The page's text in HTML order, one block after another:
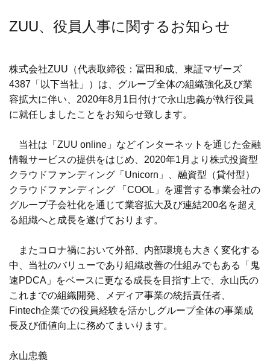
ZUU、役員人事に関するお知らせ
株式会社ZUU（代表取締役：冨田和成、東証マザーズ
4387「以下当社」）は、グループ全体の組織強化及び業
容拡大に伴い、2020年8月1日付けで永山忠義が執行役員
に就任しましたことをお知らせ致します。
当社は「ZUU online」などインターネットを通じた金融
情報サービスの提供をはじめ、2020年1月より株式投資型
クラウドファンディング「Unicorn」、融資型（貸付型）
クラウドファンディング 「COOL」を運営する事業会社の
グループ子会社化を通じて業容拡大及び連結200名を超え
る組織へと成長を遂げております。
またコロナ禍において外部、内部環境も大きく変化する
中、当社のバリューであり組織改善の仕組みでもある「鬼
速PDCA」をベースに更なる成長を目指す上で、永山氏の
これまでの組織開発、メディア事業の統括責任者、
Fintech企業での役員経験を活かしグループ全体の事業成
長及び価値向上に務めてまいります。
永山忠義